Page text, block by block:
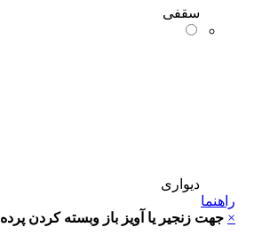
سقفی
دیواری
راهنما
× جهت زنجیر یا آویز باز وبسته کردن پرده